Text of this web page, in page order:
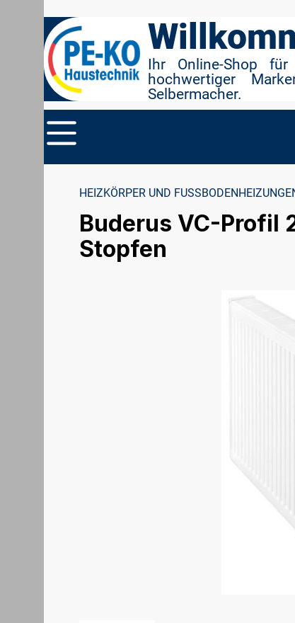
Suche springen
Ihr Online-Shop
hochwertiger
Selbermacher.
HEIZKÖRPER UND
Buderus VC-Profil
Stopfen